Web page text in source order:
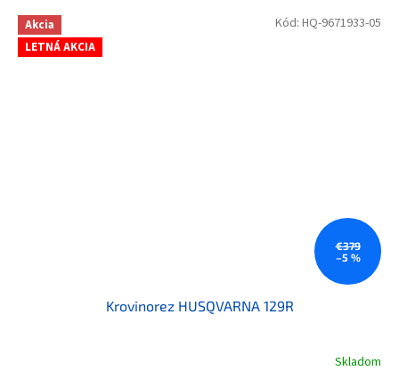
Akcia
LETNÁ AKCIA
€379
–5 %
Krovinorez HUSQVARNA 129R
Skladom
Kód: HQ-9671933-05